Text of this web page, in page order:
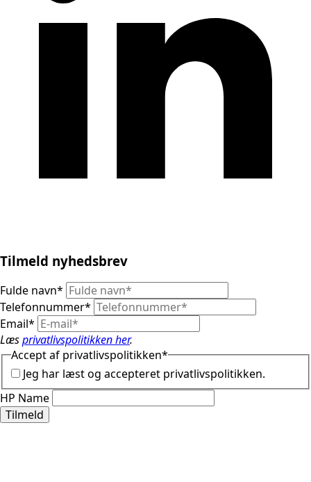
Tilmeld nyhedsbrev
Fulde navn*
Telefonnummer*
Email*
Læsprivatlivspolitikken her.
Accept af privatlivspolitikken*
Jeg har læst og accepteret privatlivspolitikken.
HP Name
Tilmeld